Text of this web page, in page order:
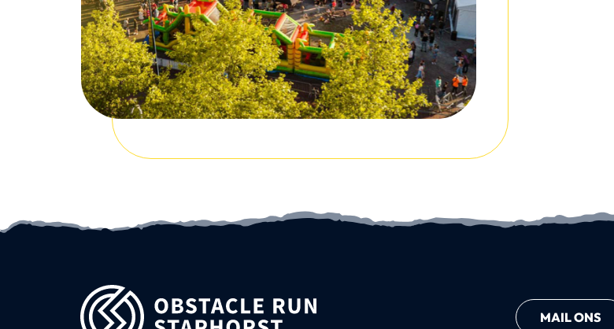
MAIL ONS